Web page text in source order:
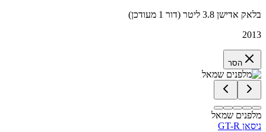
בלאק אדישן 3.8 ליטר (דור 1 מעודכן)
2013
הסר
מלפנים שמאל
ניסאן GT-R